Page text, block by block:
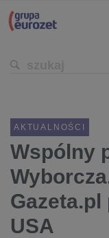
AKTUALNOŚCI
Wspólny
USA